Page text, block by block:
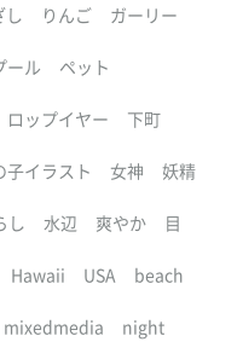
し りんご ガーリー
ール ペット
ロップイヤー 下町
子イラスト 女神 妖精
し 水辺 爽やか 目
Hawaii USA beach
mixedmedia night